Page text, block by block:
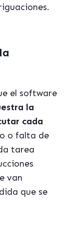
el software
la
cada
o falta de
tarea
van
que se